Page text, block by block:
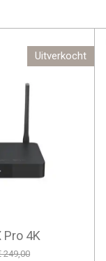
Uitverkocht
Pro 4K
249,00